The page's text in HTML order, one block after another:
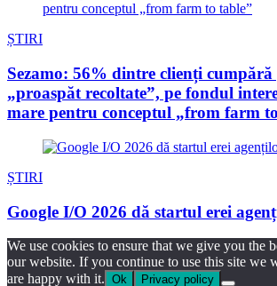
ȘTIRI
Sezamo: 56% dintre clienți cumpără
„proaspăt recoltate”, pe fondul
mare pentru conceptul „from farm
ȘTIRI
Google I/O 2026 dă startul erei
We use cookies to ensure that we give you the
our website. If you continue to use this site we
are happy with it. Ok Privacy policy